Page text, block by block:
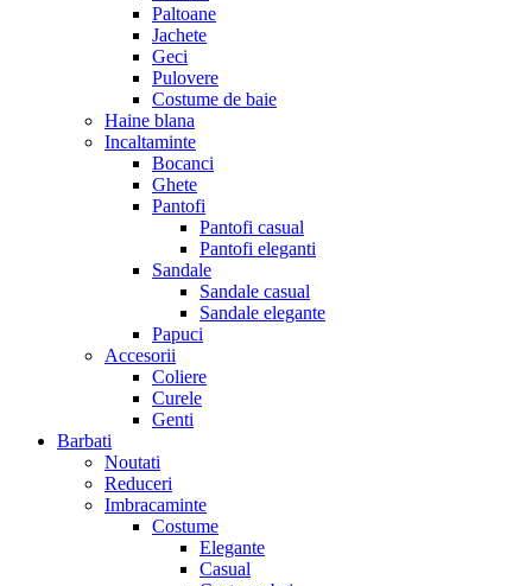
Paltoane
Jachete
Geci
Pulovere
Costume de baie
Haine blana
Incaltaminte
Bocanci
Ghete
Pantofi
Pantofi casual
Pantofi eleganti
Sandale
Sandale casual
Sandale elegante
Papuci
Accesorii
Coliere
Curele
Genti
Barbati
Noutati
Reduceri
Imbracaminte
Costume
Elegante
Casual